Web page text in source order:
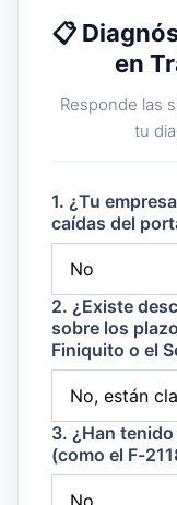
📋
en
Responde las
tu
1. ¿Tu
caídas del
2. ¿Existe
sobre los
Finiquito o el
3. ¿Han
(como el F-